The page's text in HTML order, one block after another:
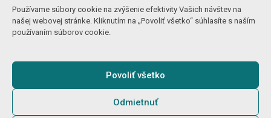
Používame súbory cookie na zvýšenie efektivity Vašich návštev na
našej webovej stránke. Kliknutím na „Povoliť všetko“ súhlasíte s naším
používaním súborov cookie.
Povoliť všetko
Odmietnuť
Ako znížiť cholesterol
Ůľava pri migréne
Ako na životopis
© 2025